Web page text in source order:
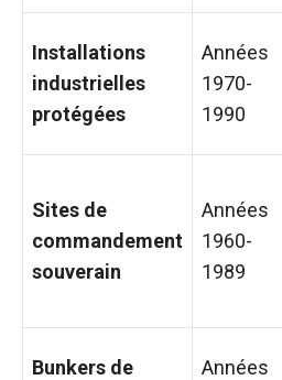
Installations
industrielles
protégées
Années
1970-
1990
Sites de
commandement
souverain
Années
1960-
1989
Bunkers de
Années